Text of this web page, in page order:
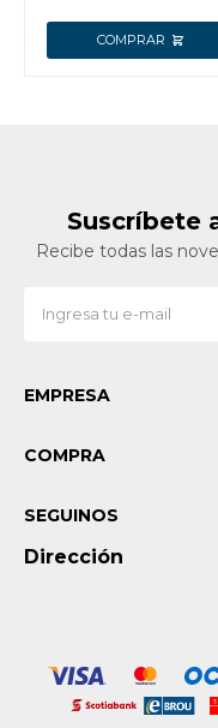
Suscríbete
Recibe todas las
EMPRESA
COMPRA
Dirección
SEGUINOS